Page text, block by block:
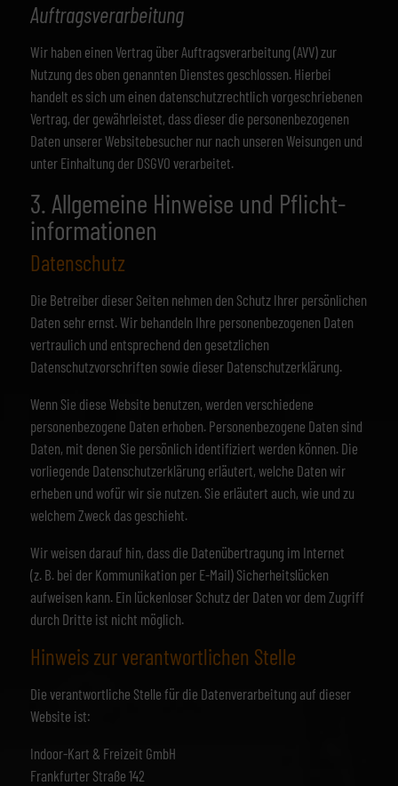
Auftragsverarbeitung
Wir haben einen Vertrag über Auftragsverarbeitung (AVV) zur
Nutzung des oben genannten Dienstes geschlossen. Hierbei
handelt es sich um einen datenschutzrechtlich vorgeschriebenen
Vertrag, der gewährleistet, dass dieser die personenbezogenen
Daten unserer Websitebesucher nur nach unseren Weisungen und
unter Einhaltung der DSGVO verarbeitet.
3. Allgemeine Hinweise und Pflicht­
informationen
Datenschutz
Die Betreiber dieser Seiten nehmen den Schutz Ihrer persönlichen
Daten sehr ernst. Wir behandeln Ihre personenbezogenen Daten
vertraulich und entsprechend den gesetzlichen
Datenschutzvorschriften sowie dieser Datenschutzerklärung.
Wenn Sie diese Website benutzen, werden verschiedene
personenbezogene Daten erhoben. Personenbezogene Daten sind
Daten, mit denen Sie persönlich identifiziert werden können. Die
vorliegende Datenschutzerklärung erläutert, welche Daten wir
erheben und wofür wir sie nutzen. Sie erläutert auch, wie und zu
welchem Zweck das geschieht.
Wir weisen darauf hin, dass die Datenübertragung im Internet
(z. B. bei der Kommunikation per E-Mail) Sicherheitslücken
aufweisen kann. Ein lückenloser Schutz der Daten vor dem Zugriff
durch Dritte ist nicht möglich.
Hinweis zur verantwortlichen Stelle
Die verantwortliche Stelle für die Datenverarbeitung auf dieser
Website ist:
Indoor-Kart & Freizeit GmbH
Frankfurter Straße 142